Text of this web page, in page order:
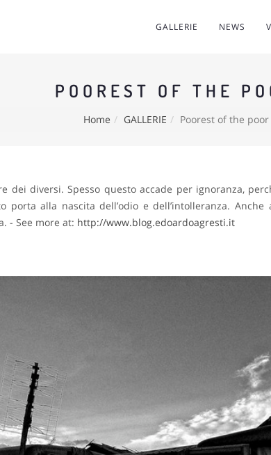
GALLERIE NEWS
POOREST OF THE
Home GALLERIE Poorest of the poor
dei diversi. Spesso questo accade per ignoranza,
alla nascita dell’odio e dell’intolleranza.
- See more at: http://www.blog.edoardoagresti.it